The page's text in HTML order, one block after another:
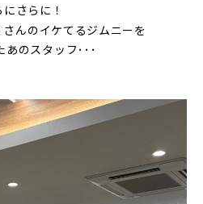
にさらに！
んのイケてるジムニーを
あのスタッフ･･･